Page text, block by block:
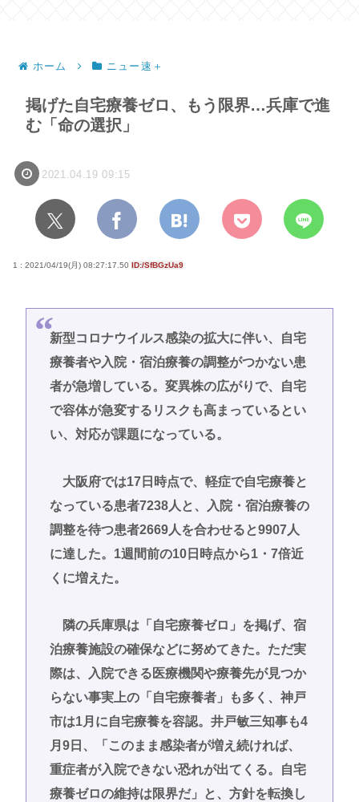
ホーム ニュー速＋
掲げた自宅療養ゼロ、もう限界…兵庫で進
む「命の選択」
2021.04.19 09:15
1 : 2021/04/19(月) 08:27:17.50 ID:/SfBGzUa9
新型コロナウイルス感染の拡大に伴い、自宅
療養者や入院・宿泊療養の調整がつかない患
者が急増している。変異株の広がりで、自宅
で容体が急変するリスクも高まっているとい
い、対応が課題になっている。
大阪府では17日時点で、軽症で自宅療養と
なっている患者7238人と、入院・宿泊療養の
調整を待つ患者2669人を合わせると9907人
に達した。1週間前の10日時点から1・7倍近
くに増えた。
隣の兵庫県は「自宅療養ゼロ」を掲げ、宿
泊療養施設の確保などに努めてきた。ただ実
際は、入院できる医療機関や療養先が見つか
らない事実上の「自宅療養者」も多く、神戸
市は1月に自宅療養を容認。井戸敏三知事も4
月9日、「このまま感染者が増え続ければ、
重症者が入院できない恐れが出てくる。自宅
療養ゼロの維持は限界だ」と、方針を転換し